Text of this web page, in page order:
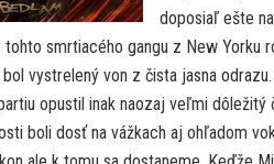
doposiaľ ešte
smrtiacého gangu z New Yorku
vystrelený von z čista jasna
opustil inak naozaj veľmi
boli dosť na vážkach aj ohľadom